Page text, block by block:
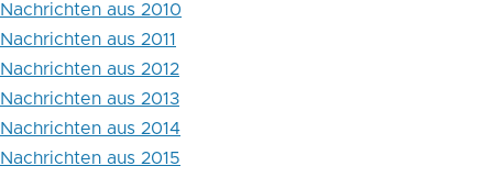
Nachrichten
aus
2016
Nachrichten aus 2010
Nachrichten aus 2011
Nachrichten aus 2012
Nachrichten aus 2013
Nachrichten aus 2014
Nachrichten aus 2015